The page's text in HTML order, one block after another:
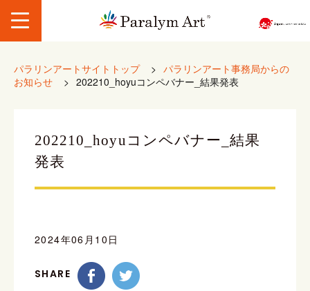
パラリンアートサイトトップ > パラリンアート事務局からの
お知らせ
> 202210_hoyuコンペバナー_結果発表
202210_hoyuコンペバナー_結果
発表
2024年06月10日
SHARE